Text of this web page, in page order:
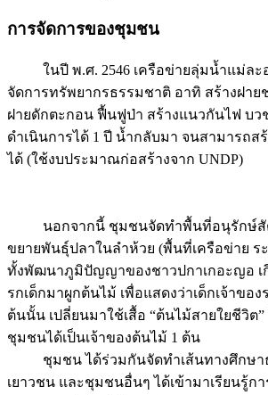
การจัดการของชุมชน
ในปี พ.ศ. 2546 เครือข่ายลุ่มน้ำแม่ละ
จัดการทรัพยากรธรรมชาติ อาทิ สร้างฝา
ฝายดักตะกอน ฟื้นฟูป่า สร้างแนวกันไฟ บว
ดำเนินการได้ 1 ปี น้ำกลับมา จนสามารถส
ได้ (ใช้งบประมาณก่อสร้างจาก UNDP)
นอกจากนี้ ชุมชนจัดทำพื้นที่อนุรักษ์สั
ขยายพันธุ์ปลาในลำห้วย (พื้นที่เครือข่าย ร
ทั้งพัฒนาภูมิปัญญาของชาวปกาเกอะญอ เ
รกเด็กมาผูกต้นไม้ เพื่อแสดงว่าเด็กเจ้าของ
ต้นนั้น เปลี่ยนมาใช้เสื้อ “ต้นไม้สายใยชีวิต
ชุมชนได้เป็นเจ้าของต้นไม้ 1 ต้น
ชุมชน ได้ร่วมกันจัดทำเส้นทางศึกษา
เยาวชน และชุมชนอื่นๆ ได้เข้ามาเรียนรู้ก